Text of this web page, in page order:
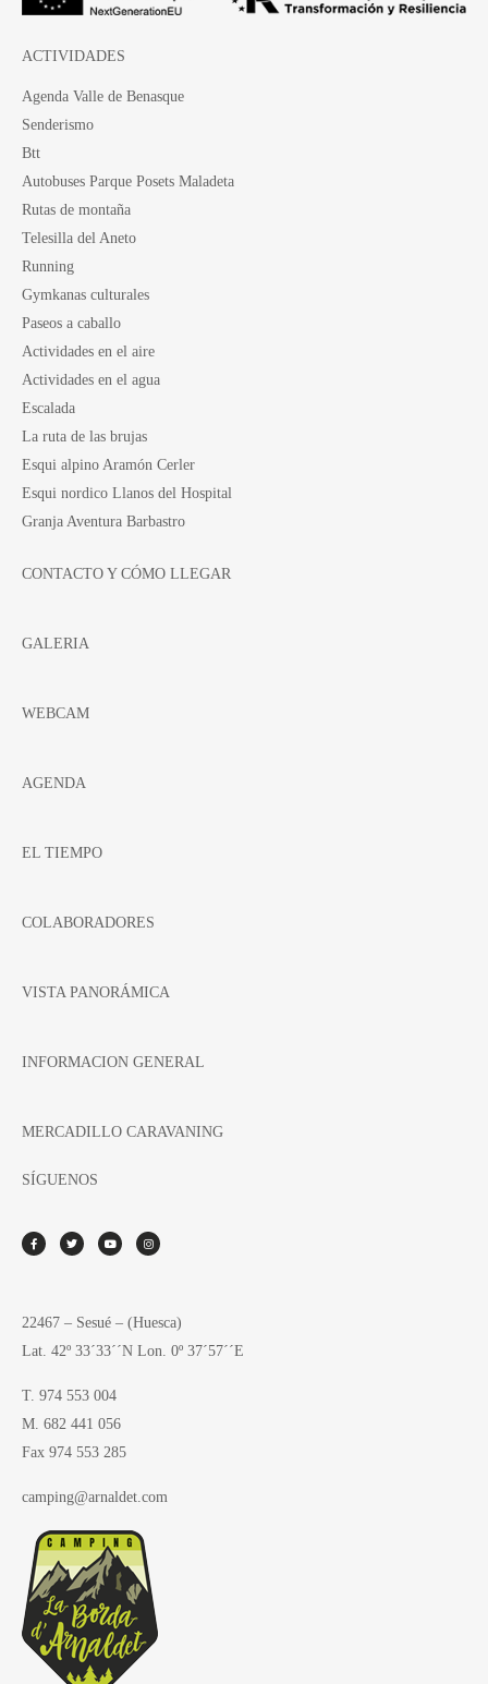
ACTIVIDADES
Agenda Valle de Benasque
Senderismo
Btt
Autobuses Parque Posets Maladeta
Rutas de montaña
Telesilla del Aneto
Running
Gymkanas culturales
Paseos a caballo
Actividades en el aire
Actividades en el agua
Escalada
La ruta de las brujas
Esqui alpino Aramón Cerler
Esqui nordico Llanos del Hospital
Granja Aventura Barbastro
CONTACTO Y CÓMO LLEGAR
GALERIA
WEBCAM
AGENDA
EL TIEMPO
COLABORADORES
VISTA PANORÁMICA
INFORMACION GENERAL
MERCADILLO CARAVANING
SÍGUENOS
22467 – Sesué – (Huesca)
Lat. 42º 33´33´´N Lon. 0º 37´57´´E
T. 974 553 004
M. 682 441 056
Fax 974 553 285
camping@arnaldet.com